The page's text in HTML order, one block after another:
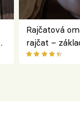
Rajčatová
rajčat –